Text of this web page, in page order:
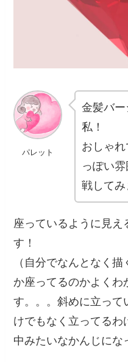
パレット
金髪バ
私！
おしゃれ
っぽい
戦して
座っているように見
す！
（自分でなんとなく
か座ってるのかよく
す。。。斜めに立って
けでもなく立ってるわ
中みたいなかんじに